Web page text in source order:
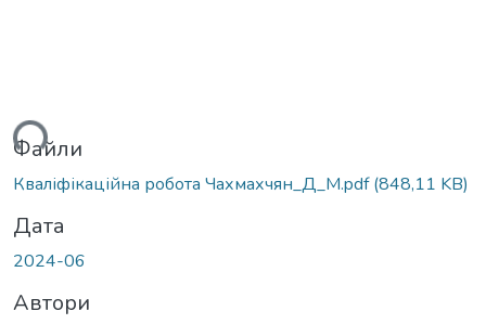
Файли
Кваліфікаційна робота Чахмахчян_Д_М.pdf(848,11 KB)
Дата
2024-06
Автори